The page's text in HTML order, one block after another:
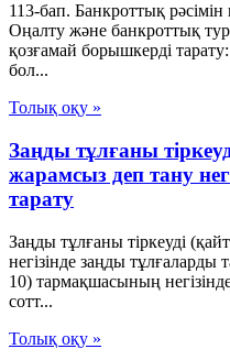
113-бап. Банкроттық
Оңалту және банкроттық
қозғамай борышкерді
бол...
Толық оқу »
Заңды тұлғаны
жарамсыз деп тану
тарату
Заңды тұлғаны тіркеуді
негізінде заңды
10) тармақшасының
сотт...
Толық оқу »